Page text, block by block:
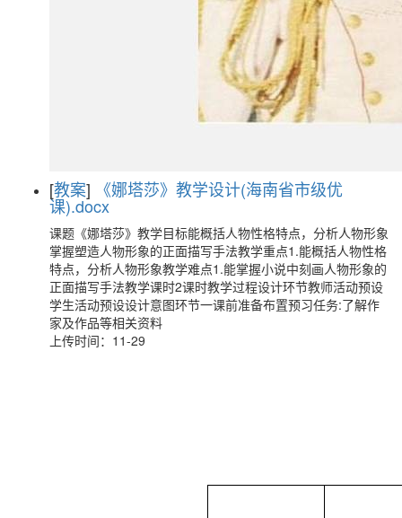
[教案] 《娜塔莎》教学设计(海南省市级优
课).docx
课题《娜塔莎》教学目标能概括人物性格特点，分析人物形象
掌握塑造人物形象的正面描写手法教学重点1.能概括人物性格
特点，分析人物形象教学难点1.能掌握小说中刻画人物形象的
正面描写手法教学课时2课时教学过程设计环节教师活动预设
学生活动预设设计意图环节一课前准备布置预习任务:了解作
家及作品等相关资料
上传时间：11-29